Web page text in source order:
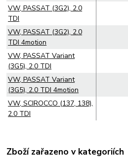
VW, PASSAT (3G2), 2.0
TDI
VW, PASSAT (3G2), 2.0
TDI 4motion
VW, PASSAT Variant
(3G5), 2.0 TDI
VW, PASSAT Variant
(3G5), 2.0 TDI 4motion
VW, SCIROCCO (137, 138),
2.0 TDI
Zboží zařazeno v kategoriích